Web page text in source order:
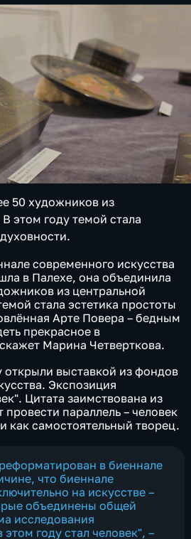
50 художников из
этом году темой стала
современного искусства
в Палехе, она объединила
из центральной
стала эстетика простоты
Арте Повера – бедным
прекрасное в
Марина Четверткова.
открыли выставкой из фондов
Экспозиция
Цитата заимствована из
параллель – человек
как самостоятельный творец.
в биеннале
что биеннале
на искусстве –
объединены общей
исследования
году стал человек", –